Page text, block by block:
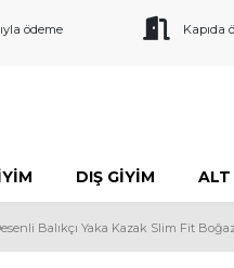
ödeme Kapıda
DIŞ GIYIM ALT
Balıkçı Yaka Kazak Slim Fit